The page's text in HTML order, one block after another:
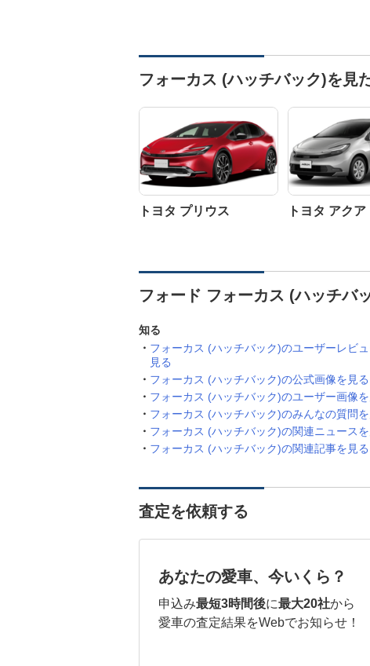
フォーカス (ハッチバック)を見
トヨタ プリウス トヨタ アクア
フォード フォーカス (ハッチバ
知る
フォーカス (ハッチバック)のユーザーレビ
見る
フォーカス (ハッチバック)の公式画像を見る
フォーカス (ハッチバック)のユーザー画像
フォーカス (ハッチバック)のみんなの質問
フォーカス (ハッチバック)の関連ニュース
フォーカス (ハッチバック)の関連記事を見る
査定を依頼する
あなたの愛車、今いくら？
申込み最短3時間後に最大20社から
愛車の査定結果をWebでお知らせ！